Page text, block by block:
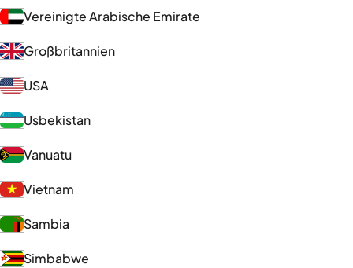
Vereinigte Arabische Emirate
Großbritannien
USA
Usbekistan
Vanuatu
Vietnam
Sambia
Simbabwe